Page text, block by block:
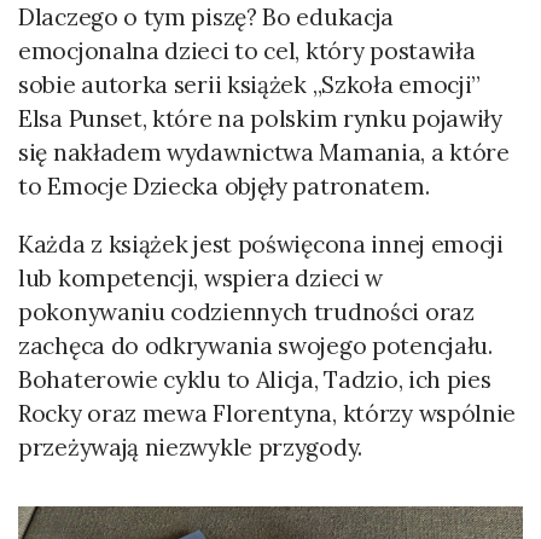
Dlaczego o tym piszę? Bo edukacja
emocjonalna dzieci to cel, który postawiła
sobie autorka serii książek „Szkoła emocji”
Elsa Punset, które na polskim rynku pojawiły
się nakładem wydawnictwa Mamania, a które
to Emocje Dziecka objęły patronatem.
Każda z książek jest poświęcona innej emocji
lub kompetencji, wspiera dzieci w
pokonywaniu codziennych trudności oraz
zachęca do odkrywania swojego potencjału.
Bohaterowie cyklu to Alicja, Tadzio, ich pies
Rocky oraz mewa Florentyna, którzy wspólnie
przeżywają niezwykle przygody.